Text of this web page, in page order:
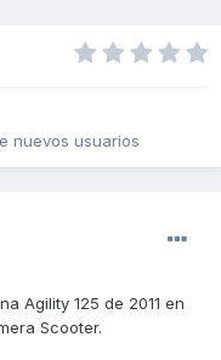
nuevos usuarios
Agility 125 de 2011 en
Scooter.